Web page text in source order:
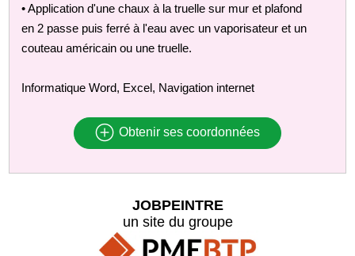
• Application d'une chaux à la truelle sur mur et plafond
en 2 passe puis ferré à l'eau avec un vaporisateur et un
couteau américain ou une truelle.
Informatique Word, Excel, Navigation internet
Obtenir ses coordonnées
JOBPEINTRE
un site du groupe